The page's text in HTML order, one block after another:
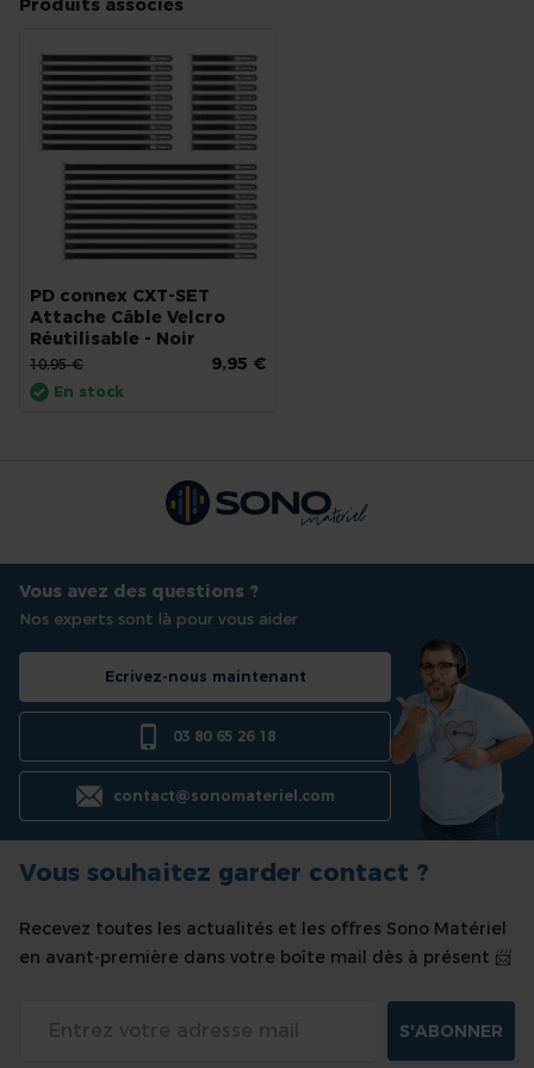
Produits associés
PD connex CXT-SET
Attache Câble Velcro
Réutilisable - Noir
9,95 €
10,95 €
En stock
Vous avez des questions ?
Nos experts sont là pour vous aider
Ecrivez-nous maintenant
03 80 65 26 18
contact@sonomateriel.com
Vous souhaitez garder contact ?
Recevez toutes les actualités et les offres Sono Matériel
en avant-première dans votre boîte mail dès à présent 📨
S'ABONNER